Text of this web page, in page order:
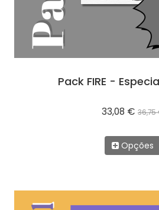
Pack FIRE -
33,08 € 36,75
Opções
PROMOÇÃO